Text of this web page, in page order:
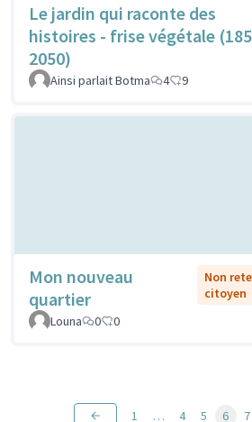
Le jardin qui raconte des
histoires - frise végétale
2050)
Ainsi parlait Botma 4 9
Mon nouveau
quartier
Non
citoyen
Louna
0 0
1 … 4 5 6 7